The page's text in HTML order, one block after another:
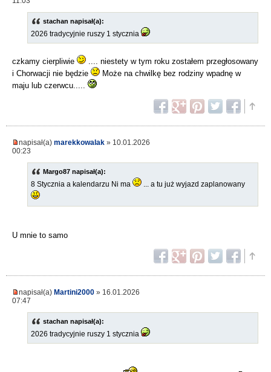
stachan napisał(a):
2026 tradycyjnie ruszy 1 stycznia
czkamy cierpliwie
.... niestety w tym roku zostałem przegłosowany
i Chorwacji nie będzie
Może na chwilkę bez rodziny wpadnę w
maju lub czerwcu.....
napisał(a) marekkowalak » 10.01.2026
00:23
Margo87 napisał(a):
8 Stycznia a kalendarzu Ni ma ... a tu już wyjazd zaplanowany
U mnie to samo
napisał(a) Martini2000 » 16.01.2026
07:47
stachan napisał(a):
2026 tradycyjnie ruszy 1 stycznia